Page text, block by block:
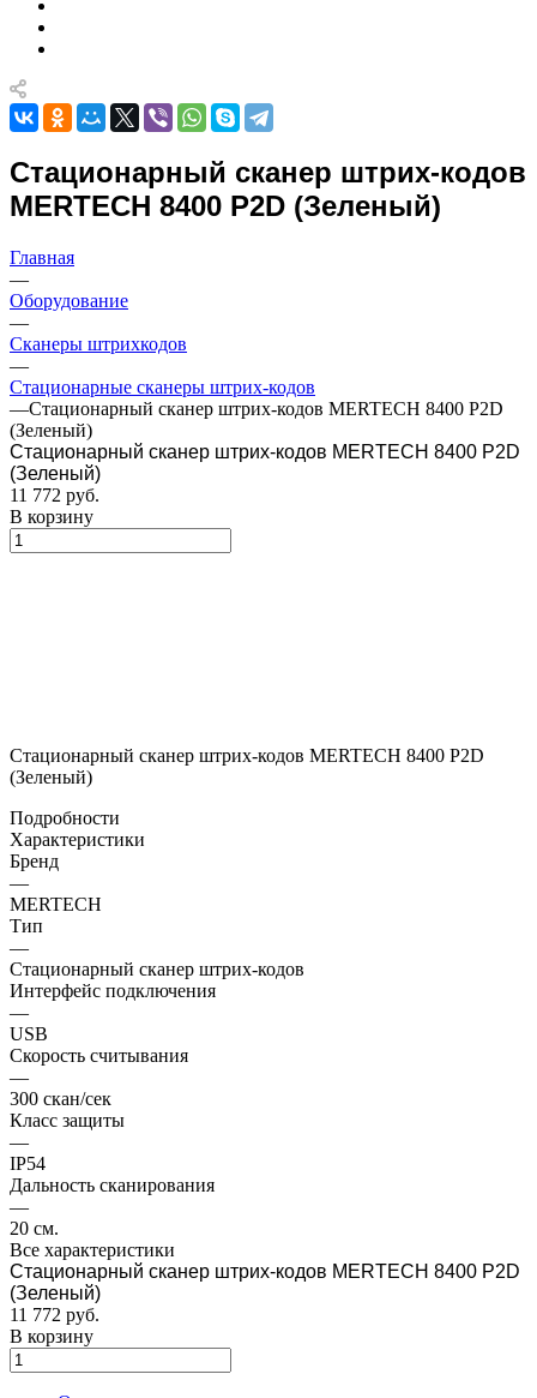
Стационарный сканер штрих-кодов
MERTECH 8400 P2D (Зеленый)
Главная
—
Оборудование
—
Сканеры штрихкодов
—
Стационарные сканеры штрих-кодов
—Стационарный сканер штрих-кодов MERTECH 8400 P2D
(Зеленый)
Стационарный сканер штрих-кодов MERTECH 8400 P2D
(Зеленый)
11 772 руб.
В корзину
Стационарный сканер штрих-кодов MERTECH 8400 P2D
(Зеленый)
Подробности
Характеристики
Бренд
—
MERTECH
Тип
—
Стационарный сканер штрих-кодов
Интерфейс подключения
—
USB
Скорость считывания
—
300 скан/сек
Класс защиты
—
IP54
Дальность сканирования
—
20 см.
Все характеристики
Стационарный сканер штрих-кодов MERTECH 8400 P2D
(Зеленый)
11 772 руб.
В корзину